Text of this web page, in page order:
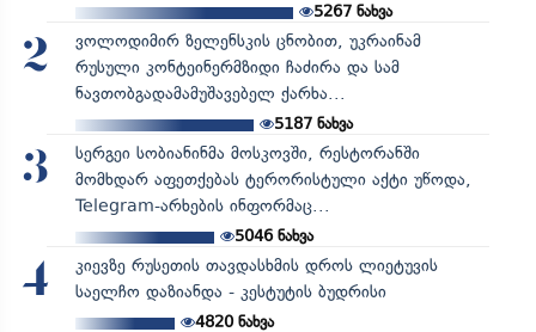
5267 ნახვა
2
ვოლოდიმირ ზელენსკის ცნობით, უკრაინამ
რუსული კონტეინერმზიდი ჩაძირა და სამ
ნავთობგადამამუშავებელ ქარხა...
5187ნახვა
3
სერგეი სობიანინმა მოსკოვში, რესტორანში
მომხდარ აფეთქებას ტერორისტული აქტი უწოდა,
Telegram-არხების ინფორმაც...
5046ნახვა
4
კიევზე რუსეთის თავდასხმის დროს ლიეტუვის
საელჩო დაზიანდა - კესტუტის ბუდრისი
4820ნახვა